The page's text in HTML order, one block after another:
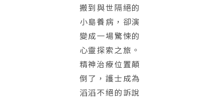
搬到與世隔絕的
小島養病，卻演
變成一場驚悚的
心靈探索之旅。
精神治療位置顛
倒了，護士成為
滔滔不絕的訴說